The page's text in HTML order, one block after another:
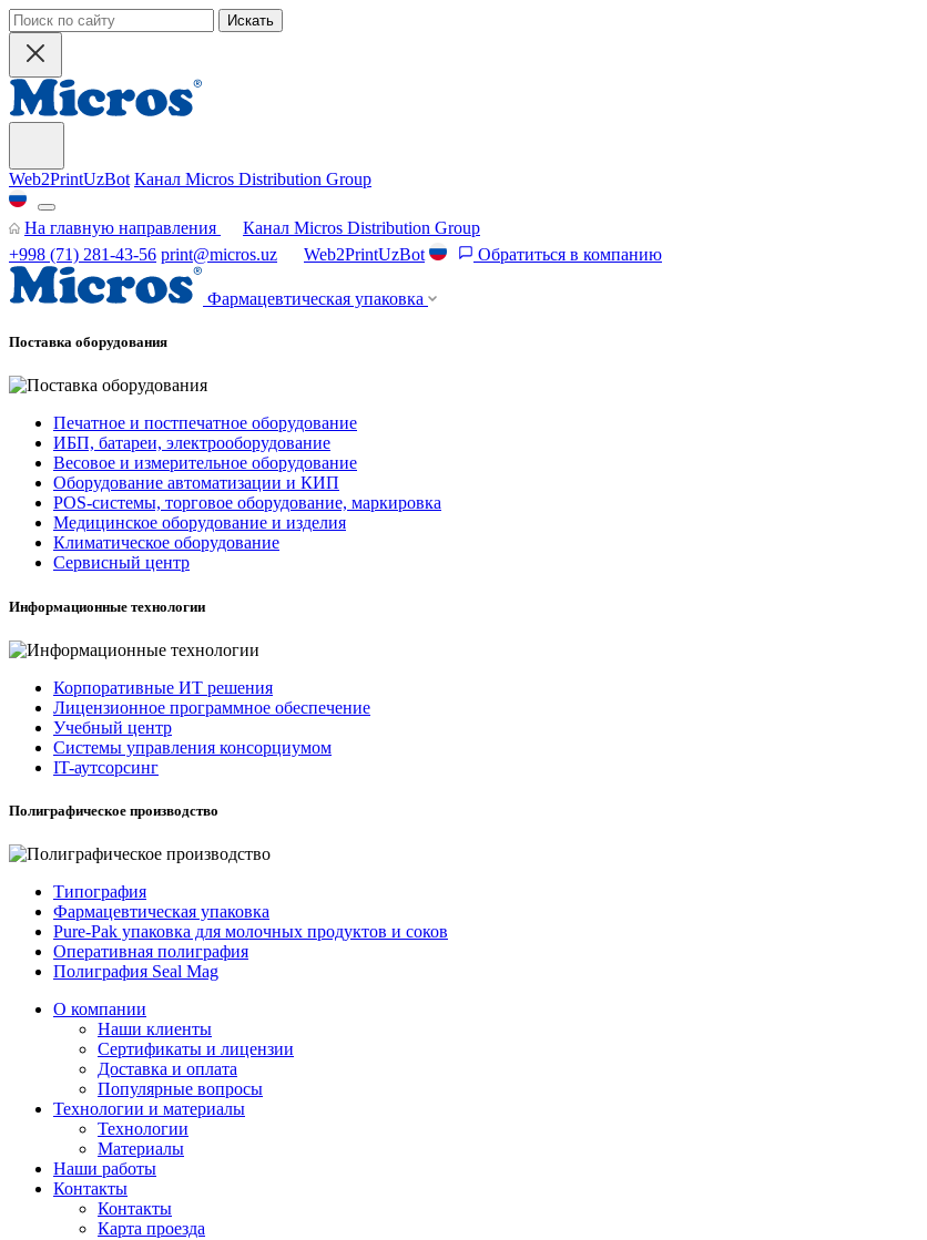
Искать
Web2PrintUzBot Канал Micros Distribution Group
На главную направления
Канал Micros Distribution Group
+998 (71) 281-43-56 print@micros.uz Web2PrintUzBot Обратиться в компанию
Фармацевтическая упаковка
Поставка оборудования
Печатное и постпечатное оборудование
ИБП, батареи, электрооборудование
Весовое и измерительное оборудование
Оборудование автоматизации и КИП
POS-системы, торговое оборудование, маркировка
Медицинское оборудование и изделия
Климатическое оборудование
Сервисный центр
Информационные технологии
Корпоративные ИТ решения
Лицензионное программное обеспечение
Учебный центр
Системы управления консорциумом
IT-аутсорсинг
Полиграфическое производство
Типография
Фармацевтическая упаковка
Pure-Pak упаковка для молочных продуктов и соков
Оперативная полиграфия
Полиграфия Seal Mag
О компании
Наши клиенты
Сертификаты и лицензии
Доставка и оплата
Популярные вопросы
Технологии и материалы
Технологии
Материалы
Наши работы
Контакты
Контакты
Карта проезда